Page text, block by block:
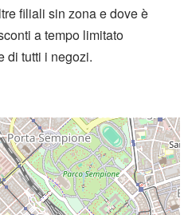
filiali sin zona e dove è
a tempo limitato
di tutti i negozi.